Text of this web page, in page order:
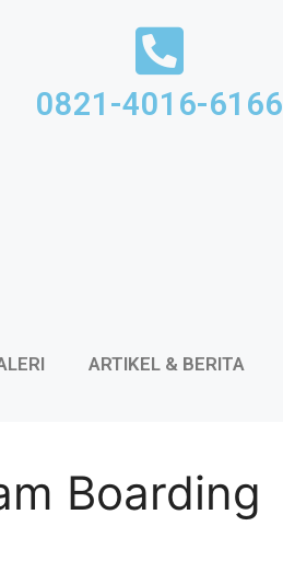
0821-4016-6166
ARTIKEL & BERITA
Boarding